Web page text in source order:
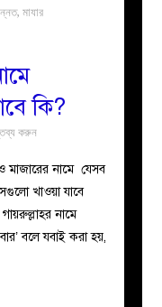
, মাযার
কি?
করুন
মাজারের নামে যেসব
খাওয়া যাবে
নামে
বলে যবাই করা হয়,